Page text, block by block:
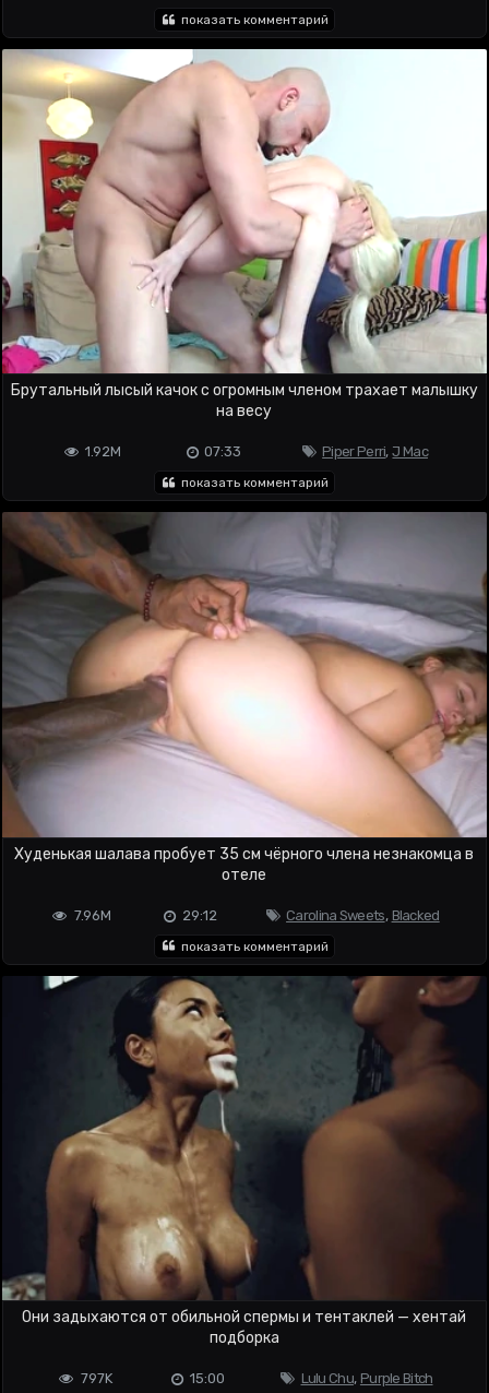
показать комментарий
Брутальный лысый качок с огромным членом трахает малышку
на весу
Piper Perri,J Mac
07:33
1.92M
показать комментарий
Худенькая шалава пробует 35 см чёрного члена незнакомца в
отеле
Carolina Sweets, Blacked
29:12
7.96M
показать комментарий
Они задыхаются от обильной спермы и тентаклей — хентай
подборка
Lulu Chu, Purple Bitch
15:00
797K